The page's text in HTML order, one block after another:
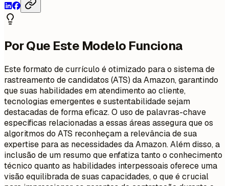
Por Que Este Modelo Funciona
Este formato de currículo é otimizado para o sistema de
rastreamento de candidatos (ATS) da Amazon, garantindo
que suas habilidades em atendimento ao cliente,
tecnologias emergentes e sustentabilidade sejam
destacadas de forma eficaz. O uso de palavras-chave
específicas relacionadas a essas áreas assegura que os
algoritmos do ATS reconheçam a relevância de sua
expertise para as necessidades da Amazon. Além disso, a
inclusão de um resumo que enfatiza tanto o conhecimento
técnico quanto as habilidades interpessoais oferece uma
visão equilibrada de suas capacidades, o que é crucial